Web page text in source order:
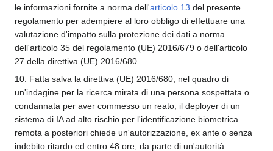
le informazioni fornite a norma dell'articolo 13 del presente
regolamento per adempiere al loro obbligo di effettuare una
valutazione d'impatto sulla protezione dei dati a norma
dell'articolo 35 del regolamento (UE) 2016/679 o dell'articolo
27 della direttiva (UE) 2016/680.
10. Fatta salva la direttiva (UE) 2016/680, nel quadro di
un'indagine per la ricerca mirata di una persona sospettata o
condannata per aver commesso un reato, il deployer di un
sistema di IA ad alto rischio per l'identificazione biometrica
remota a posteriori chiede un'autorizzazione, ex ante o senza
indebito ritardo ed entro 48 ore, da parte di un'autorità